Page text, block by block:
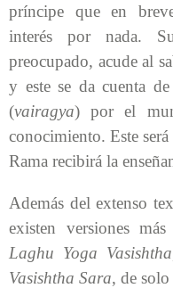
príncipe que en
interés por nada.
preocupado, acude al
y este se da cuenta
(vairagya) por el
conocimiento. Este
Rama recibirá la
Además del extenso
existen versiones
Laghu Yoga Vasishtha
Vasishtha Sara, de